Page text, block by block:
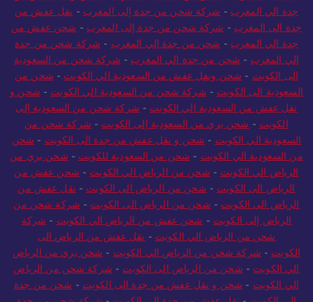
جدة الى المغرب
- شحن من جدة الى المغرب- شحن ونقل عفش من
جدة الي المغرب-شركة شحن من جدة إلى المغرب-نقل عفش من
جدة الى المغرب
- شركة شحن من جدة إلى المغرب- شحن عفش من
جدة الي المغرب- شحن من جدة الي المغرب -شركة شحن من جدة
الي المغرب -شحن من جدة الي المغرب - شركة شحن من السعودية
الى الكويت
-شحن ونقل عفش من السعودية الي الكويت -شحن من
السعودية الى الكويت - شركة شحن من السعودية الي الكويت - شحن و
نقل عفش من السعودية الي الكويت -
شركة شحن من السعودية إلى
الكويت- شحن بري من السعودية إلى الكويت- شركة شحن من
السعودية الي الكويت-شحن و نقل عفش من جدة الى الكويت
شحن
من السعودية الي الكويت-شحن من السعودية للكويت-شحن بري من
الرياض الي الكويت- شحن من الرياض الي الكويت- شحن عفش من
الرياض الى الكويت-شحن من الرياض الى الكويت-نقل عفش من
الرياض الى الكويت- شحن من الرياض الى الكويت -شركة شحن من
الرياض إلى الكويت- شحن عفش من الرياض الي الكويت -
شحن من الرياض الي الكويت-
نقل عفش من الرياض الى
الكويت-شركة شحن من الرياض الي الكويت -
شحن بري من الرياض
الي الكويت - شحن من الرياض الى الكويت
شركة شحن من الرياض
الي الكويت - شحن و نقل عفش من جدة الى الكويت-شحن من جدة